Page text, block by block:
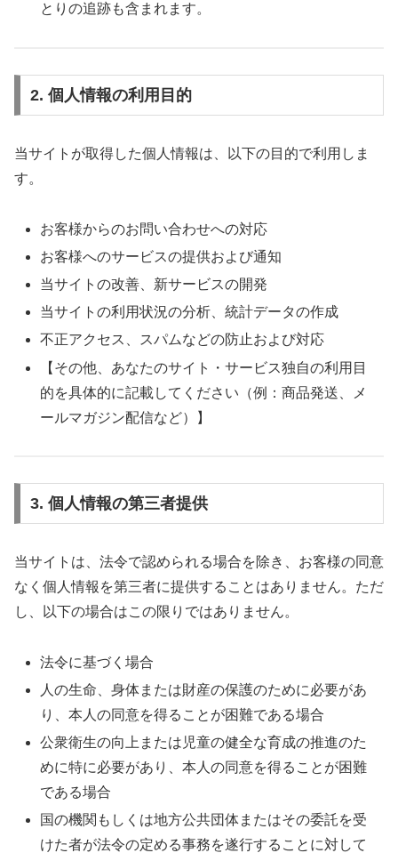
とりの追跡も含まれます。
2. 個人情報の利用目的
当サイトが取得した個人情報は、以下の目的で利用しま
す。
お客様からのお問い合わせへの対応
お客様へのサービスの提供および通知
当サイトの改善、新サービスの開発
当サイトの利用状況の分析、統計データの作成
不正アクセス、スパムなどの防止および対応
【その他、あなたのサイト・サービス独自の利用目
的を具体的に記載してください（例：商品発送、メ
ールマガジン配信など）】
3. 個人情報の第三者提供
当サイトは、法令で認められる場合を除き、お客様の同意
なく個人情報を第三者に提供することはありません。ただ
し、以下の場合はこの限りではありません。
法令に基づく場合
人の生命、身体または財産の保護のために必要があ
り、本人の同意を得ることが困難である場合
公衆衛生の向上または児童の健全な育成の推進のた
めに特に必要があり、本人の同意を得ることが困難
である場合
国の機関もしくは地方公共団体またはその委託を受
けた者が法令の定める事務を遂行することに対して